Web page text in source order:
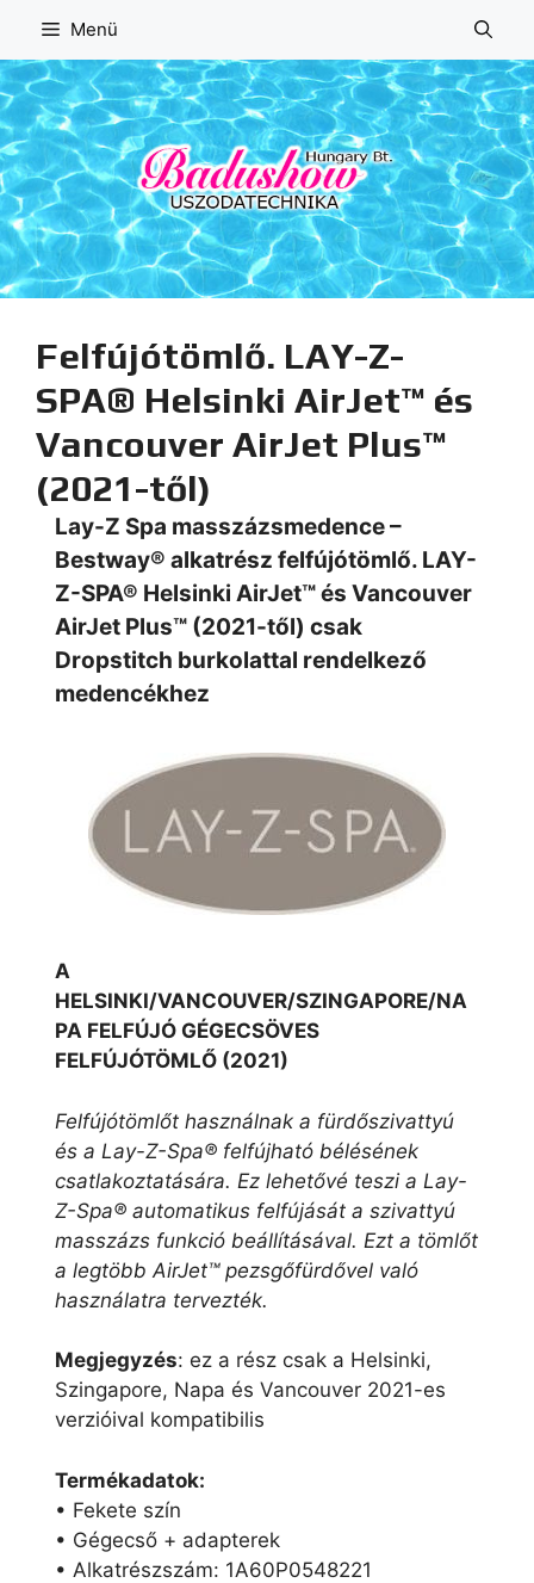
tartalomba
Menü
Felfújótömlő. LAY-Z-
SPA® Helsinki AirJet™ és
Vancouver AirJet Plus™
(2021-től)
Lay-Z Spa masszázsmedence –
Bestway® alkatrész felfújótömlő. LAY-
Z-SPA® Helsinki AirJet™ és Vancouver
AirJet Plus™ (2021-től) csak
Dropstitch burkolattal rendelkező
medencékhez
A
HELSINKI/VANCOUVER/SZINGAPORE/NA
PA FELFÚJÓ GÉGECSÖVES
FELFÚJÓTÖMLŐ (2021)
Felfújótömlőt használnak a fürdőszivattyú
és a Lay-Z-Spa® felfújható bélésének
csatlakoztatására. Ez lehetővé teszi a Lay-
Z-Spa® automatikus felfújását a szivattyú
masszázs funkció beállításával. Ezt a tömlőt
a legtöbb AirJet™ pezsgőfürdővel való
használatra tervezték.
Megjegyzés: ez a rész csak a Helsinki,
Szingapore, Napa és Vancouver 2021-es
verzióival kompatibilis
Termékadatok:
• Fekete szín
• Gégecső + adapterek
• Alkatrészszám: 1A60P0548221